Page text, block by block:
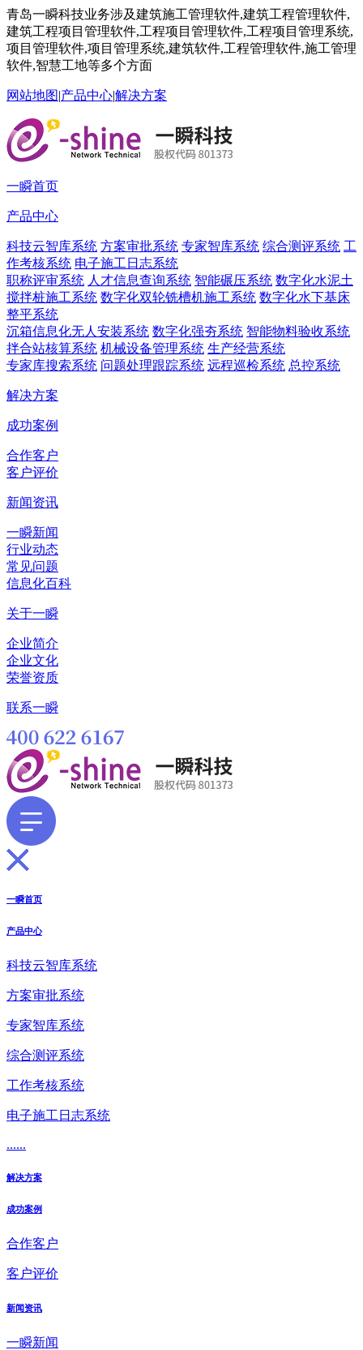
青岛一瞬科技业务涉及建筑施工管理软件,建筑工程管理软件,
建筑工程项目管理软件,工程项目管理软件,工程项目管理系统,
项目管理软件,项目管理系统,建筑软件,工程管理软件,施工管理
软件,智慧工地等多个方面
网站地图|产品中心|解决方案
一瞬首页
产品中心
科技云智库系统 方案审批系统 专家智库系统 综合测评系统 工
作考核系统 电子施工日志系统
职称评审系统 人才信息查询系统 智能碾压系统 数字化水泥土
搅拌桩施工系统 数字化双轮铣槽机施工系统 数字化水下基床
整平系统
沉箱信息化无人安装系统 数字化强夯系统 智能物料验收系统
拌合站核算系统 机械设备管理系统 生产经营系统
专家库搜索系统 问题处理跟踪系统 远程巡检系统 总控系统
解决方案
成功案例
合作客户
客户评价
新闻资讯
一瞬新闻
行业动态
常见问题
信息化百科
关于一瞬
企业简介
企业文化
荣誉资质
联系一瞬
一瞬首页
产品中心
科技云智库系统
方案审批系统
专家智库系统
综合测评系统
工作考核系统
电子施工日志系统
......
解决方案
成功案例
合作客户
客户评价
新闻资讯
一瞬新闻